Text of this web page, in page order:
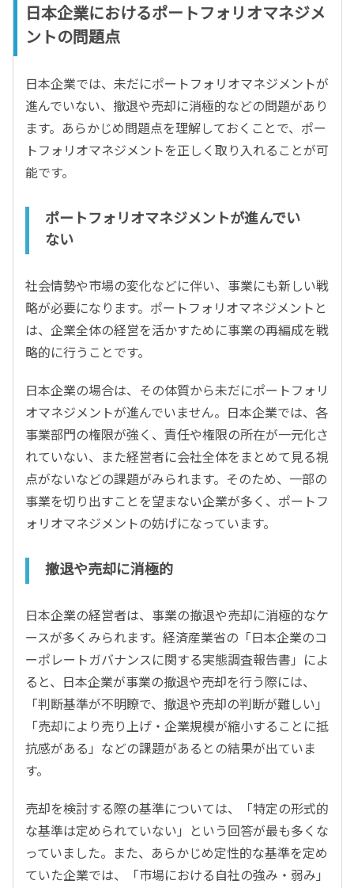
日本企業におけるポートフォリオマネジメ
ントの問題点
日本企業では、未だにポートフォリオマネジメントが
進んでいない、撤退や売却に消極的などの問題があり
ます。あらかじめ問題点を理解しておくことで、ポー
トフォリオマネジメントを正しく取り入れることが可
能です。
ポートフォリオマネジメントが進んでい
ない
社会情勢や市場の変化などに伴い、事業にも新しい戦
略が必要になります。ポートフォリオマネジメントと
は、企業全体の経営を活かすために事業の再編成を戦
略的に行うことです。
日本企業の場合は、その体質から未だにポートフォリ
オマネジメントが進んでいません。日本企業では、各
事業部門の権限が強く、責任や権限の所在が一元化さ
れていない、また経営者に会社全体をまとめて見る視
点がないなどの課題がみられます。そのため、一部の
事業を切り出すことを望まない企業が多く、ポートフ
ォリオマネジメントの妨げになっています。
撤退や売却に消極的
日本企業の経営者は、事業の撤退や売却に消極的なケ
ースが多くみられます。経済産業省の「日本企業のコ
ーポレートガバナンスに関する実態調査報告書」によ
ると、日本企業が事業の撤退や売却を行う際には、
「判断基準が不明瞭で、撤退や売却の判断が難しい」
「売却により売り上げ・企業規模が縮小することに抵
抗感がある」などの課題があるとの結果が出ていま
す。
売却を検討する際の基準については、「特定の形式的
な基準は定められていない」という回答が最も多くな
っていました。また、あらかじめ定性的な基準を定め
ていた企業では、「市場における自社の強み・弱み」